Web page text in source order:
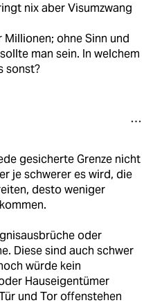
nix aber Visumzwang
Millionen; ohne Sinn und
man sein. In welchem
sonst?
gesicherte Grenze nicht
je schwerer es wird, die
desto weniger
oder
Diese sind auch schwer
würde kein
Hauseigentümer
und Tor offenstehen